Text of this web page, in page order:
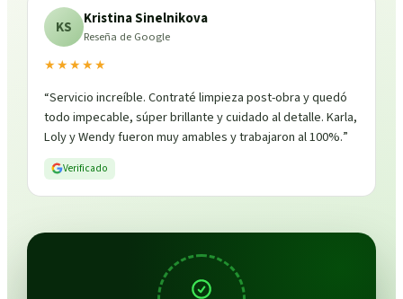
KS Kristina Sinelnikova
Reseña de Google
★★★★★
“Servicio increíble. Contraté limpieza post-obra y quedó
todo impecable, súper brillante y cuidado al detalle. Karla,
Loly y Wendy fueron muy amables y trabajaron al 100%.”
Verificado